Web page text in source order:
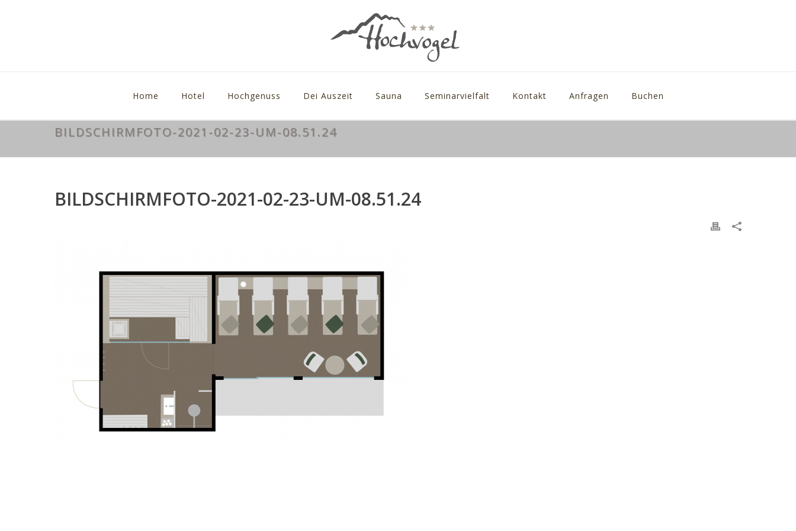
Home Hotel Hochgenuss Dei Auszeit Sauna Seminarvielfalt Kontakt Anfragen Buchen
BILDSCHIRMFOTO-2021-02-23-UM-08.51.24
BILDSCHIRMFOTO-2021-02-23-UM-08.51.24